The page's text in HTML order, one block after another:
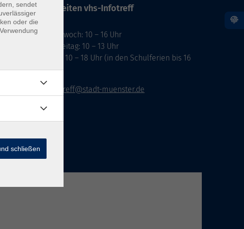
Öffnungszeiten vhs-Infotreff
Montag, Mittwoch: 10 – 16 Uhr
Dienstag, Freitag: 10 – 13 Uhr
Donnerstag: 10 – 18 Uhr (in den Schulferien bis 16
Uhr)
vhs-infotreff@stadt-muenster.de
sendet
oder die
schließen